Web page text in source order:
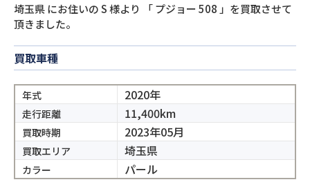
埼玉県にお住いのS様より 「プジョー 508 」を買取させて
頂きました。
買取車種
年式 2020年
走行距離 11,400km
買取時期 2023年05月
買取エリア 埼玉県
カラー パール